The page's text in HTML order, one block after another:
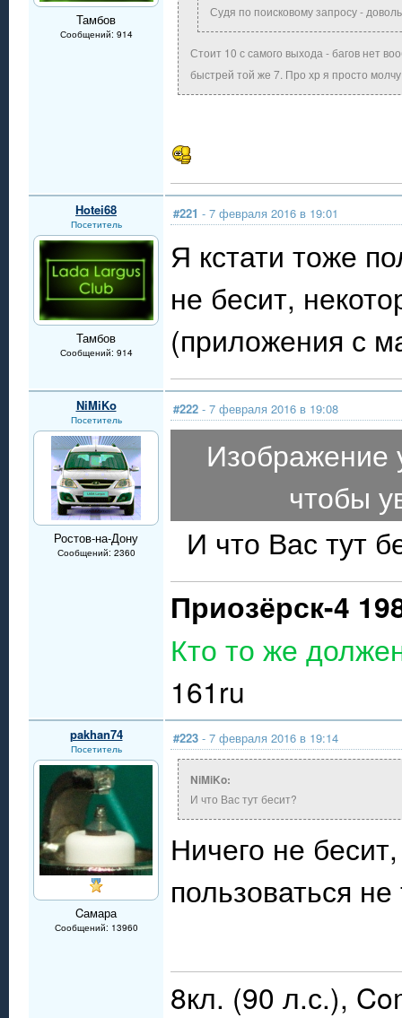
Тамбов
Сообщений: 914
Судя по поисковому запросу -
Стоит 10 с самого выхода - багов нет
быстрей той же 7. Про хр я просто
Hotei68
Посетитель
Тамбов
Сообщений: 914
#221 - 7 февраля 2016 в 19:01
Я кстати тоже
не бесит,
(приложения с
NiMiKo
Посетитель
Ростов-на-Дону
Сообщений: 2360
#222 - 7 февраля 2016 в 19:08
чтобы
И что Вас тут
Приозёрск-4
Кто то же
161ru
pakhan74
Посетитель
Cамара
Сообщений: 13960
#223 - 7 февраля 2016 в 19:14
NiMiKo:
И что Вас тут бесит?
Ничего не
пользоваться
8кл. (90 л.с.),